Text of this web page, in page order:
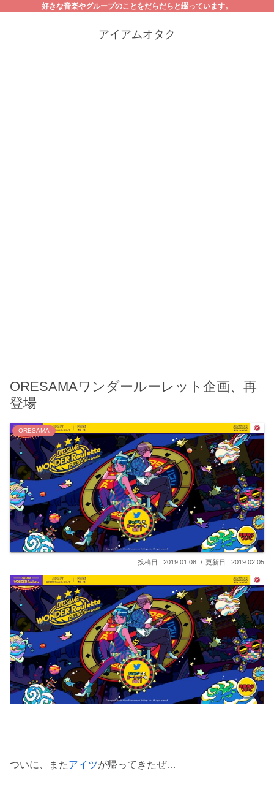
好きな音楽やグループのことをだらだらと綴っています。
アイアムオタク
ORESAMAワンダールーレット企画、再
登場
ORESAMA
2019.01.08 2019.02.05
ついに、またアイツが帰ってきたぜ…